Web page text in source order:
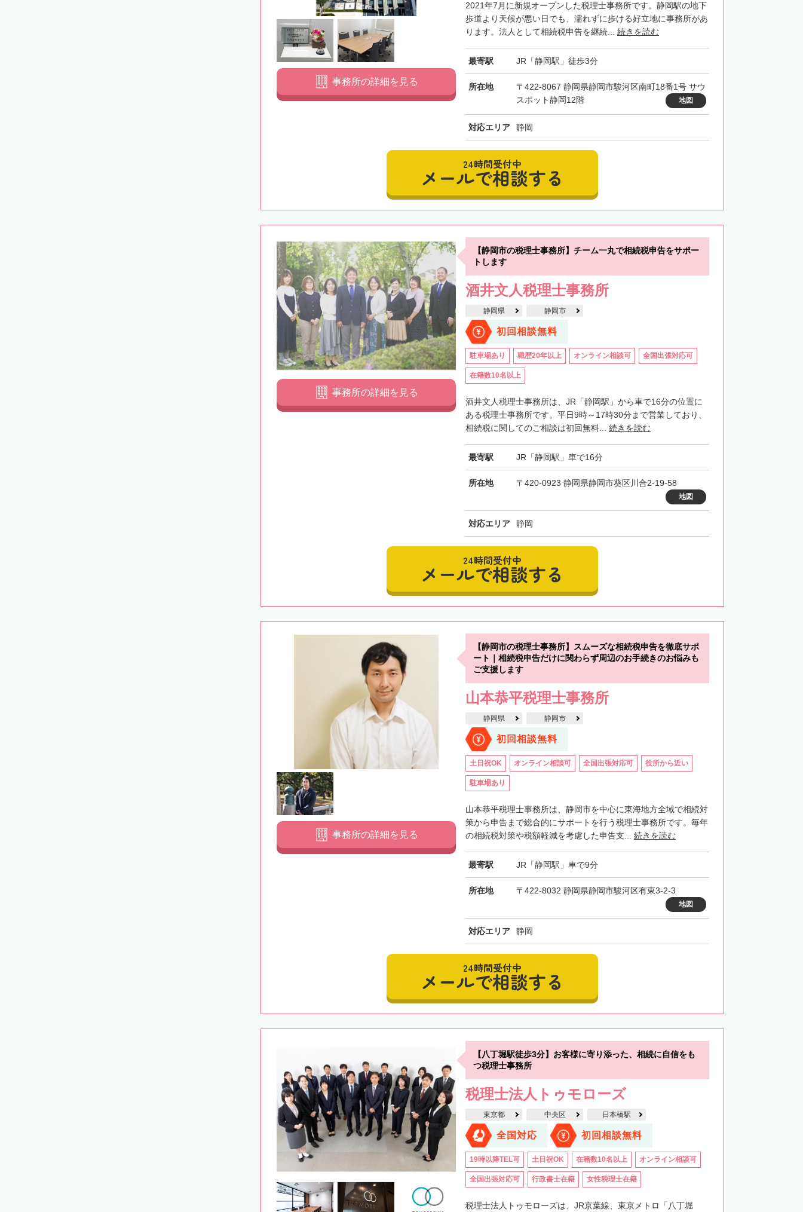
2021年7月に新規オープンした税理士事務所です。静岡駅の地下
歩道より天候が悪い日でも、濡れずに歩ける好立地に事務所があ
ります。法人として相続税申告を継続... 続きを読む
最寄駅 JR「静岡駅」徒歩3分
所在地
〒422-8067 静岡県静岡市駿河区南町18番1号 サウ
スポット静岡12階
地図
対応エリア 静岡
事務所の詳細を見る
24時間受付中
メールで相談する
【静岡市の税理士事務所】チーム一丸で相続税申告をサポー
トします
酒井文人税理士事務所
静岡県 静岡市
初回相談無料
駐車場あり 職歴20年以上 オンライン相談可 全国出張対応可
在籍数10名以上
酒井文人税理士事務所は、JR「静岡駅」から車で16分の位置に
ある税理士事務所です。平日9時～17時30分まで営業しており、
相続税に関してのご相談は初回無料... 続きを読む
最寄駅 JR「静岡駅」車で16分
所在地 〒420-0923 静岡県静岡市葵区川合2-19-58
地図
対応エリア 静岡
事務所の詳細を見る
24時間受付中
メールで相談する
【静岡市の税理士事務所】スムーズな相続税申告を徹底サポ
ート｜相続税申告だけに関わらず周辺のお手続きのお悩みも
ご支援します
山本恭平税理士事務所
静岡県 静岡市
初回相談無料
土日祝OK オンライン相談可 全国出張対応可 役所から近い
駐車場あり
山本恭平税理士事務所は、静岡市を中心に東海地方全域で相続対
策から申告まで総合的にサポートを行う税理士事務所です。毎年
の相続税対策や税額軽減を考慮した申告支... 続きを読む
最寄駅 JR「静岡駅」車で9分
所在地 〒422-8032 静岡県静岡市駿河区有東3-2-3
地図
対応エリア 静岡
事務所の詳細を見る
24時間受付中
メールで相談する
【八丁堀駅徒歩3分】お客様に寄り添った、相続に自信をも
つ税理士事務所
税理士法人トゥモローズ
東京都 中央区 日本橋駅
全国対応 初回相談無料
19時以降TEL可 土日祝OK 在籍数10名以上 オンライン相談可
全国出張対応可 行政書士在籍 女性税理士在籍
税理士法人トゥモローズは、JR京葉線、東京メトロ「八丁堀